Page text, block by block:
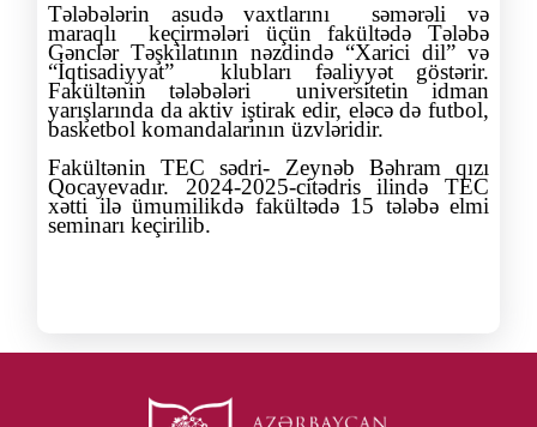
Tələbələrin asudə vaxtlarını səmərəli və
maraqlı keçirmələri üçün fakültədə Tələbə
Gənclər Təşkilatının nəzdində “Xarici dil” və
“İqtisadiyyat” klubları fəaliyyət göstərir.
Fakültənin tələbələri universitetin idman
yarışlarında da aktiv iştirak edir, eləcə də futbol,
basketbol komandalarının üzvləridir.
Fakültənin TEC sədri- Zeynəb Bəhram qızı
Qocayevadır. 2024-2025-citədris ilində TEC
xətti ilə ümumilikdə fakültədə 15 tələbə elmi
seminarı keçirilib.